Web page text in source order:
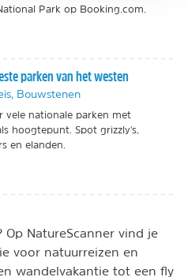
Park op Booking.com.
parken van het westen
Bouwstenen
vele nationale parken met
hoogtepunt. Spot grizzly's,
en elanden.
NatureScanner vind je
voor natuurreizen en
wandelvakantie tot een fly